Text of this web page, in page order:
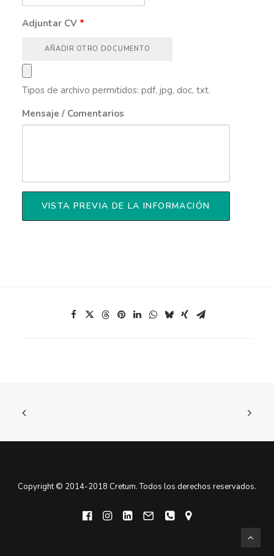
Adjuntar CV *
AÑADIR OTRO DOCUMENTO
Tipos de archivo permitidos: pdf, jpg, doc, txt.
Mensaje / Comentarios
Copyright © 2014-2018 Cretum. Todos los derechos reservados.